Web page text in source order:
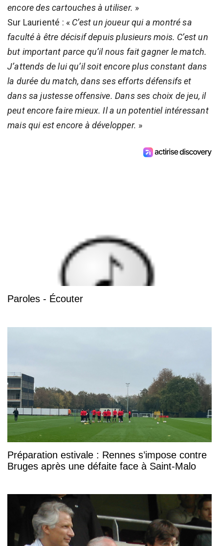
encore des cartouches à utiliser. »
Sur Laurienté : « C’est un joueur qui a montré sa
faculté à être décisif depuis plusieurs mois. C’est un
but important parce qu’il nous fait gagner le match.
J’attends de lui qu’il soit encore plus constant dans
la durée du match, dans ses efforts défensifs et
dans sa justesse offensive. Dans ses choix de jeu, il
peut encore faire mieux. Il a un potentiel intéressant
mais qui est encore à développer. »
Paroles - Écouter
Préparation estivale : Rennes s’impose contre
Bruges après une défaite face à Saint-Malo